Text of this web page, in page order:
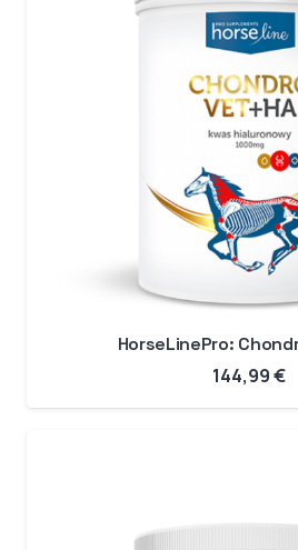
HorseLinePro:
144,99€